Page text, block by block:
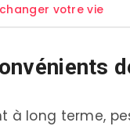
votre vie
à long terme,